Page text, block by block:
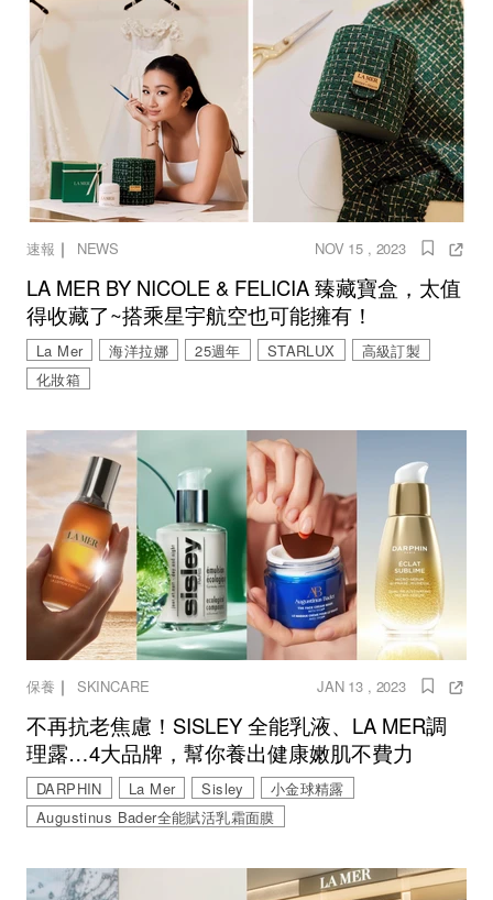
速報 ｜ NEWS NOV 15 , 2023
LA MER BY NICOLE & FELICIA 臻藏寶盒，太值
得收藏了~搭乘星宇航空也可能擁有！
La Mer 海洋拉娜 25週年 STARLUX
高級訂製
化妝箱
保養 ｜ SKINCARE JAN 13 , 2023
不再抗老焦慮！SISLEY 全能乳液、LA MER調
理露…4大品牌，幫你養出健康嫩肌不費力
DARPHIN La Mer Sisley
小金球精露
Augustinus Bader全能賦活乳霜面膜